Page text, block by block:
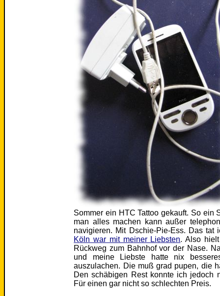
Sommer ein HTC Tattoo gekauft. So ein
man alles machen kann außer
navigieren. Mit Dschie-Pie-Ess. Das
Köln war mit meiner Liebsten. Also
Rückweg zum Bahnhof vor der Nase.
und meine Liebste hatte nix
auszulachen. Die muß grad pupen, die
Den schäbigen Rest konnte ich jedoch
Für einen gar nicht so schlechten Preis.